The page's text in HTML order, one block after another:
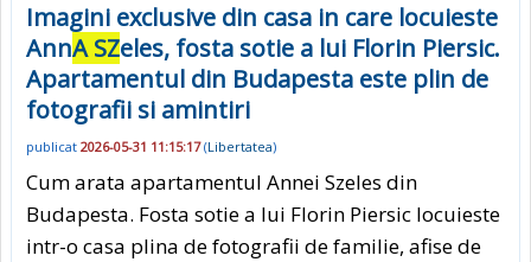
Imagini exclusive din casa in care locuieste
AnnA SZeles, fosta sotie a lui Florin Piersic.
Apartamentul din Budapesta este plin de
fotografii si amintiri
publicat 2026-05-31 11:15:17(Libertatea)
Cum arata apartamentul Annei Szeles din
Budapesta. Fosta sotie a lui Florin Piersic locuieste
intr-o casa plina de fotografii de familie, afise de